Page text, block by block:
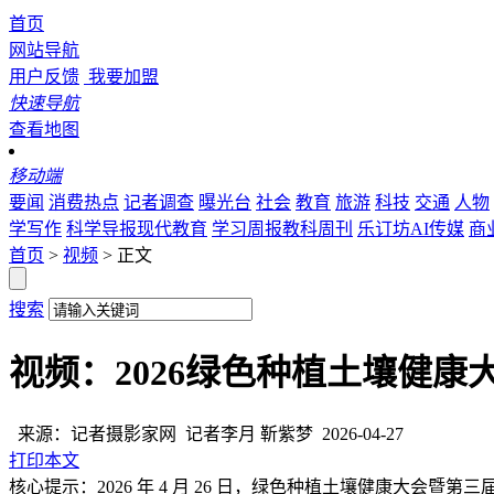
首页
网站导航
用户反馈 我要加盟
快速导航
查看地图
移动端
要闻 消费热点 记者调查 曝光台 社会 教育 旅游 科技 交通 人物
学写作 科学导报现代教育 学习周报教科周刊 乐订坊AI传媒 商
首页 > 视频 > 正文
搜索
视频：2026绿色种植土壤健康
来源：记者摄影家网 记者李月 靳紫梦 2026-04-27
打印本文
核心提示：2026 年 4 月 26 日，绿色种植土壤健康大会暨第